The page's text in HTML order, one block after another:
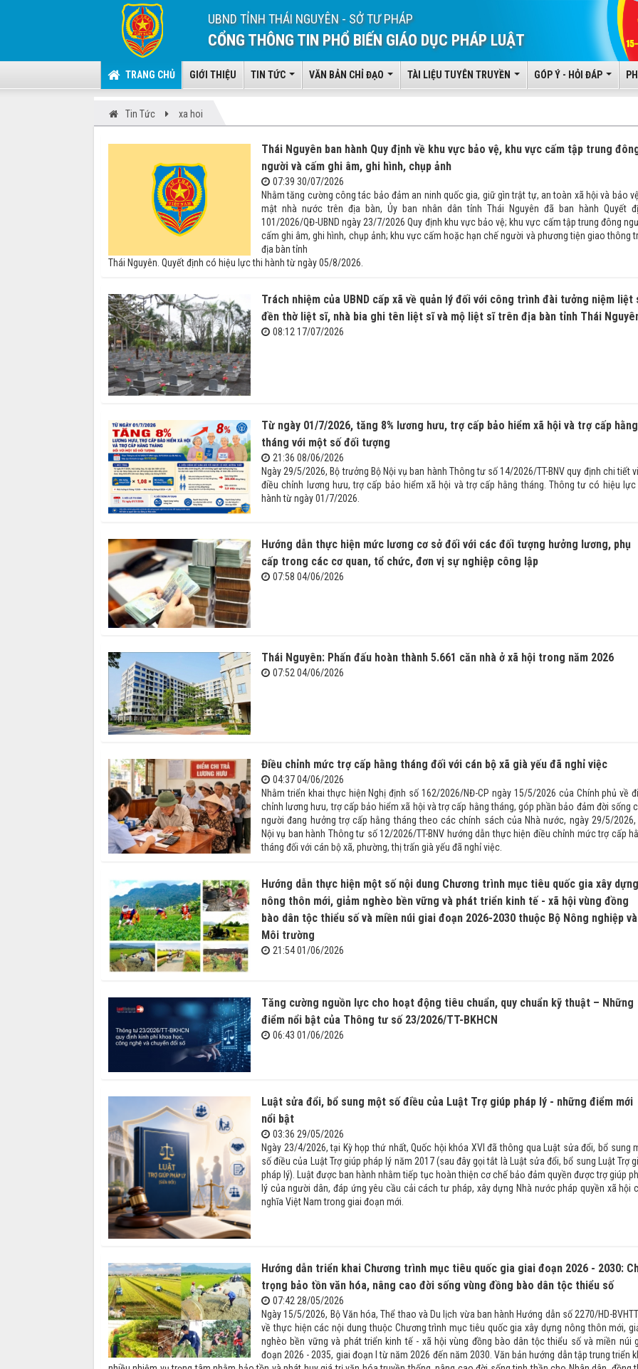
UBND TỈNH THÁI NGUYÊN - SỞ TƯ PHÁP
CỔNG THÔNG TIN PHỔ BIẾN GIÁO DỤC PHÁP LUẬT
TRANG CHỦ GIỚI THIỆU TIN TỨC VĂN BẢN CHỈ ĐẠO TÀI LIỆU TUYÊN TRUYỀN GÓP Ý - HỎI ĐÁP
Tin Tức xa hoi
Thái Nguyên ban hành Quy định về khu vực bảo vệ, khu vực cấm tập trung
người và cấm ghi âm, ghi hình, chụp ảnh
07:39 30/07/2026
Nhằm tăng cường công tác bảo đảm an ninh quốc gia, giữ gìn trật tự, an toàn xã hội và bảo
mật nhà nước trên địa bàn, Ủy ban nhân dân tỉnh Thái Nguyên đã ban hành Quyết
101/2026/QĐ-UBND ngày 23/7/2026 Quy định khu vực bảo vệ; khu vực cấm tập trung đông
cấm ghi âm, ghi hình, chụp ảnh; khu vực cấm hoặc hạn chế người và phương tiện giao thông
địa bàn tỉnh
Thái Nguyên. Quyết định có hiệu lực thi hành từ ngày 05/8/2026.
Trách nhiệm của UBND cấp xã về quản lý đối với công trình đài tưởng niệm liệt
đền thờ liệt sĩ, nhà bia ghi tên liệt sĩ và mộ liệt sĩ trên địa bàn tỉnh Thái
08:12 17/07/2026
Từ ngày 01/7/2026, tăng 8% lương hưu, trợ cấp bảo hiểm xã hội và trợ cấp hằng
tháng với một số đối tượng
21:36 08/06/2026
Ngày 29/5/2026, Bộ trưởng Bộ Nội vụ ban hành Thông tư số 14/2026/TT-BNV quy định chi tiết
điều chỉnh lương hưu, trợ cấp bảo hiểm xã hội và trợ cấp hằng tháng. Thông tư có hiệu lực
hành từ ngày 01/7/2026.
Hướng dẫn thực hiện mức lương cơ sở đối với các đối tượng hưởng lương, phụ
cấp trong các cơ quan, tổ chức, đơn vị sự nghiệp công lập
07:58 04/06/2026
Thái Nguyên: Phấn đấu hoàn thành 5.661 căn nhà ở xã hội trong năm 2026
07:52 04/06/2026
Điều chỉnh mức trợ cấp hằng tháng đối với cán bộ xã già yếu đã nghỉ việc
04:37 04/06/2026
Nhằm triển khai thực hiện Nghị định số 162/2026/NĐ-CP ngày 15/5/2026 của Chính phủ về
chỉnh lương hưu, trợ cấp bảo hiểm xã hội và trợ cấp hằng tháng, góp phần bảo đảm đời sống
người đang hưởng trợ cấp hằng tháng theo các chính sách của Nhà nước, ngày 29/5/2026,
Nội vụ ban hành Thông tư số 12/2026/TT-BNV hướng dẫn thực hiện điều chỉnh mức trợ cấp
tháng đối với cán bộ xã, phường, thị trấn già yếu đã nghỉ việc.
Hướng dẫn thực hiện một số nội dung Chương trình mục tiêu quốc gia xây dựng
nông thôn mới, giảm nghèo bền vững và phát triển kinh tế - xã hội vùng đồng
bào dân tộc thiểu số và miền núi giai đoạn 2026-2030 thuộc Bộ Nông nghiệp và
Môi trường
21:54 01/06/2026
Tăng cường nguồn lực cho hoạt động tiêu chuẩn, quy chuẩn kỹ thuật – Những
điểm nổi bật của Thông tư số 23/2026/TT-BKHCN
06:43 01/06/2026
Luật sửa đổi, bổ sung một số điều của Luật Trợ giúp pháp lý - những điểm mới
nổi bật
03:36 29/05/2026
Ngày 23/4/2026, tại Kỳ họp thứ nhất, Quốc hội khóa XVI đã thông qua Luật sửa đổi, bổ sung
số điều của Luật Trợ giúp pháp lý năm 2017 (sau đây gọi tắt là Luật sửa đổi, bổ sung Luật Trợ
pháp lý). Luật được ban hành nhằm tiếp tục hoàn thiện cơ chế bảo đảm quyền được trợ giúp
lý của người dân, đáp ứng yêu cầu cải cách tư pháp, xây dựng Nhà nước pháp quyền xã hội
nghĩa Việt Nam trong giai đoạn mới.
Hướng dẫn triển khai Chương trình mục tiêu quốc gia giai đoạn 2026 - 2030:
trọng bảo tồn văn hóa, nâng cao đời sống vùng đồng bào dân tộc thiểu số
07:42 28/05/2026
Ngày 15/5/2026, Bộ Văn hóa, Thể thao và Du lịch vừa ban hành Hướng dẫn số 2270/HD-
về thực hiện các nội dung thuộc Chương trình mục tiêu quốc gia xây dựng nông thôn mới,
nghèo bền vững và phát triển kinh tế - xã hội vùng đồng bào dân tộc thiểu số và miền núi
đoạn 2026 - 2035, giai đoạn I từ năm 2026 đến năm 2030. Văn bản hướng dẫn tập trung triển